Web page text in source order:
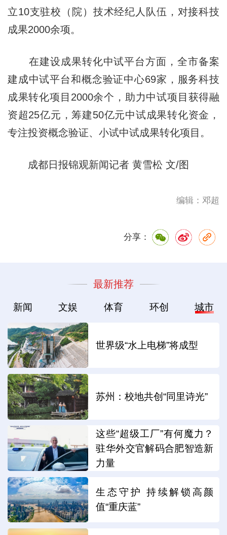
立10支驻校（院）技术经纪人队伍，对接科技
成果2000余项。
在建设成果转化中试平台方面，全市备案
建成中试平台和概念验证中心69家，服务科技
成果转化项目2000余个，助力中试项目获得融
资超25亿元，筹建50亿元中试成果转化资金，
专注投资概念验证、小试中试成果转化项目。
成都日报锦观新闻记者 黄雪松 文/图
编辑：邓超
分享：
最新推荐
新闻 文娱 体育 环创 城市
世界级“水上电梯”将成型
苏州：校地共创“同里诗光”
这些“超级工厂”有何魔力？
驻华外交官解码合肥智造新
力量
生态守护 持续解锁高颜
值“重庆蓝”